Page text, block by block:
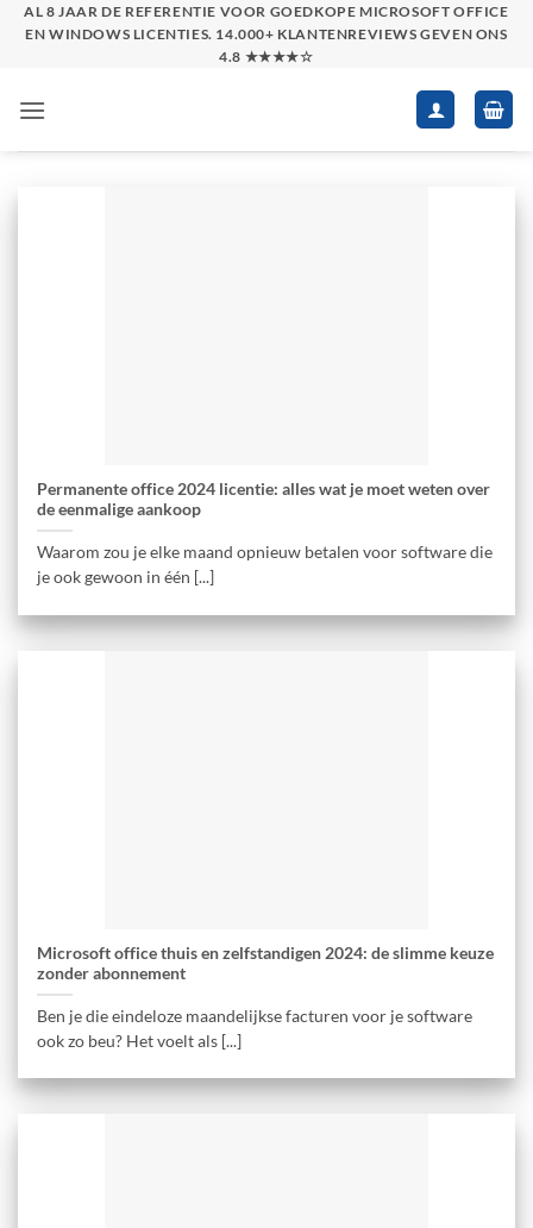
SkipAL 8 JAAR DE REFERENTIE VOOR GOEDKOPE MICROSOFT OFFICE
EN WINDOWS LICENTIES. 14.000+ KLANTENREVIEWS GEVEN ONS
4.8 ★★★★☆
Permanente office 2024 licentie: alles wat je moet weten over
de eenmalige aankoop
Waarom zou je elke maand opnieuw betalen voor software die
je ook gewoon in één [...]
Microsoft office thuis en zelfstandigen 2024: de slimme keuze
zonder abonnement
Ben je die eindeloze maandelijkse facturen voor je software
ook zo beu? Het voelt als [...]